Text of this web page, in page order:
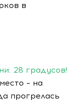
в
28 градусов!
– на
прогрелась